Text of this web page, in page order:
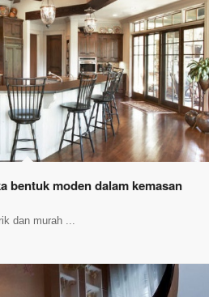
bentuk moden dalam kemasan
dan murah ...